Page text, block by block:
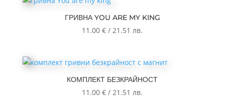
ГРИВНА YOU ARE MY KING
11.00€ /21.51лв.
КОМПЛЕКТ БЕЗКРАЙНОСТ
11.00€ /21.51лв.